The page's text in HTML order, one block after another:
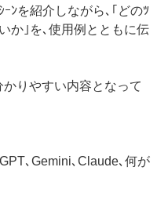
ﾝを紹介しながら､｢どのﾂ
か｣を､使用例とともに伝
りやすい内容となって
､Gemini､Claude､何が